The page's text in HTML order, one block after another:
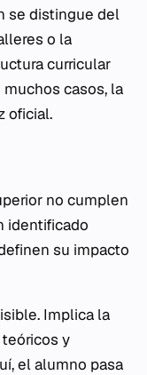
se distingue del
o la
curricular
casos, la
oficial.
no cumplen
identificado
su impacto
Implica la
y
el alumno pasa